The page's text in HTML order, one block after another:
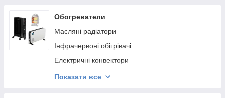
Обогреватели
Масляні радіатори
Інфрачервоні обігрівачі
Електричні конвектори
Тепловентилятори
Показати все